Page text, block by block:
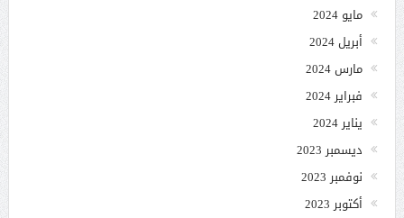
مايو 2024
أبريل 2024
مارس 2024
فبراير 2024
يناير 2024
ديسمبر 2023
نوفمبر 2023
أكتوبر 2023